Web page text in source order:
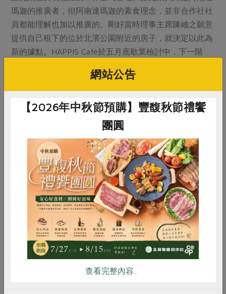
瑪迦的推廣者，但阿南達瑪迦的素食理念，並非合作社社
員都能理解也加以推廣的。剛好當時理事主席陳岫之願意
提供自己租下的位於北濱公園附近的房子，就決定以此為
新的據點。HAPPIS Café於五月底歇業檢討中，下一階
▲HAPPIS Café營業初期僅提供蔬食餐點，食材來源秉持
著吃當地、吃當令的原則，向在地有機無毒農家與加工品
生產者採購，不足的部分便是利用主婦聯盟合作社的安心
食材或台灣各地的本土蔬果。圖為主廚龍珠慈仁的料理，
藏式餅皮、菠菜泥、自製起司。（圖／顏郁玫）
惜食 RPET 食譜 減硝酸鹽
雞蛋 食安 共同購買
網站公告
【2026年中秋節預購】豐馥秋節禮饗
團圓
查看完整內容..